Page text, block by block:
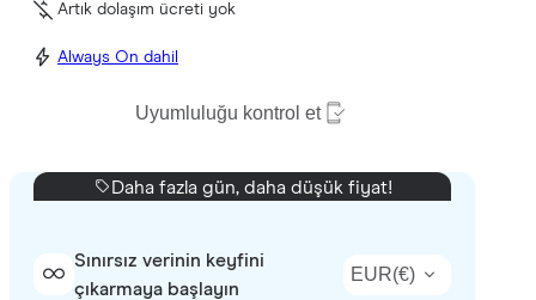
Artık dolaşım ücreti yok
Always On dahil
Uyumluluğu kontrol et
Daha fazla gün, daha düşük fiyat!
Sınırsız verinin keyfini
çıkarmaya başlayın
EUR(€)